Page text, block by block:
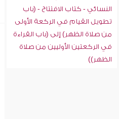
النسائي - كتاب الافتتاح - (باب
تطويل القيام في الركعة الأولى
من صلاة الظهر) إلى (باب القراءة
في الركعتين الأوليين من صلاة
الظهر))